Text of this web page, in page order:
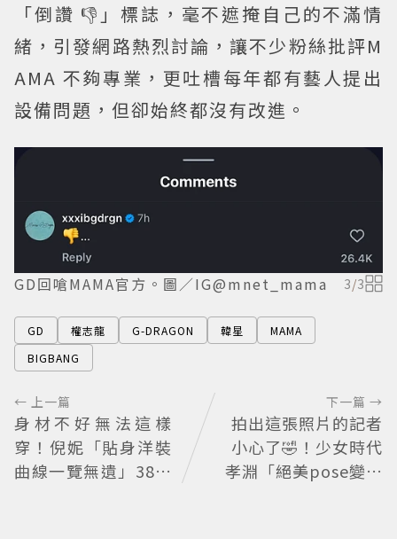
「倒讚 👎」標誌，毫不遮掩自己的不滿情
緒，引發網路熱烈討論，讓不少粉絲批評M
AMA 不夠專業，更吐槽每年都有藝人提出
設備問題，但卻始終都沒有改進。
GD回嗆MAMA官方。圖／IG@mnet_mama 3/3
GD 權志龍 G-DRAGON 韓星
MAMA
BIGBANG
← 上一篇
身材不好無法這樣
穿！倪妮「貼身洋裝
曲線一覽無遺」38歲
下一篇 →
拍出這張照片的記者
小心了🤣！少女時代
孝淵「絕美pose變搞